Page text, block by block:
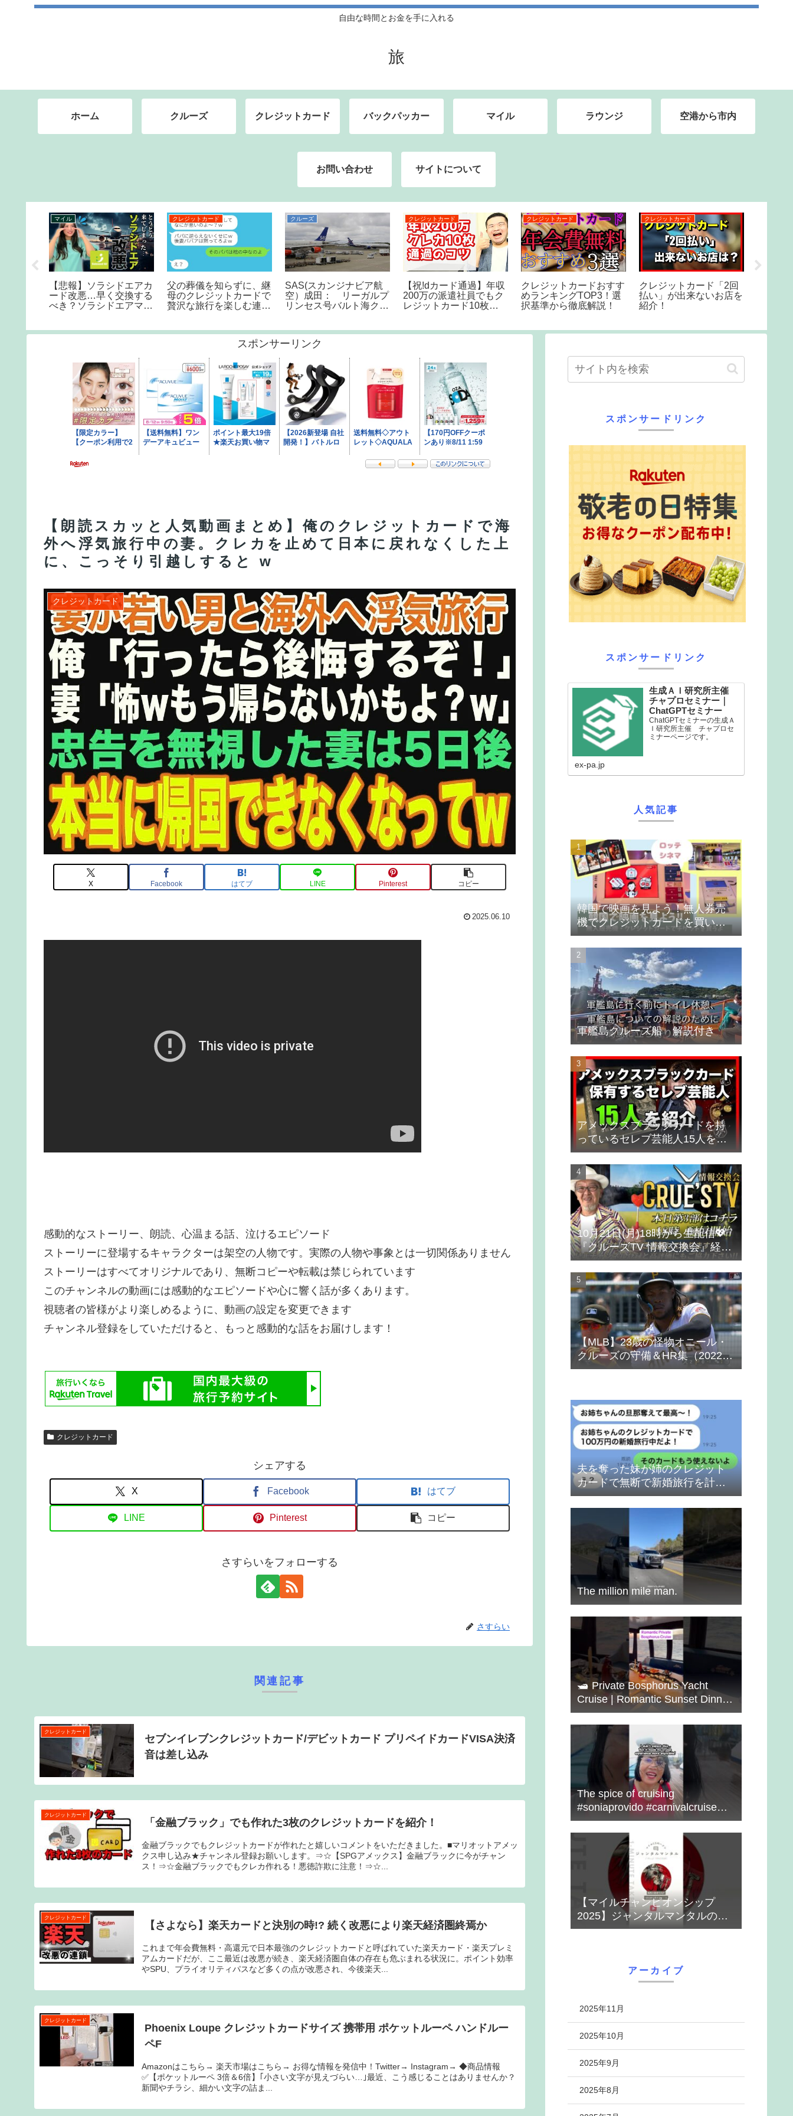
自由な時間とお金を手に入れる
旅
ホーム クルーズ クレジットカード バックパッカー マイル ラウンジ 空港から市内
お問い合わせ サイトについて
クレジットカード
支払方法の変更（クレジ
ットカードの変更）
［My SoftBankウェブ］
空港から市内
ローマの空港から市内へ
鉄道移動
マイル
Let’s go run 10 miles w/
next race update 🏃🏻‍♀️🌃
#running #runnergirl
マイル
香港マイル2022予想
買い目❗️
クレジットカード
楽天プレミアムカードの
メリット・デメリット、
切替時の注意点
クレジットカード
【Airペイ】クレジット
カード決済の操作手順 –
Airペイ – FAQ –
スポンサーリンク
【朗読スカッと人気動画まとめ】俺のクレジットカードで海
外へ浮気旅行中の妻。クレカを止めて日本に戻れなくした上
に、こっそり引越しすると w
クレジットカード
X Facebook はてブ LINE Pinterest コピー
2025.06.10
感動的なストーリー、朗読、心温まる話、泣けるエピソード
ストーリーに登場するキャラクターは架空の人物です。実際の人物や事象とは一切関係ありません
ストーリーはすべてオリジナルであり、無断コピーや転載は禁じられています
このチャンネルの動画には感動的なエピソードや心に響く話が多くあります。
視聴者の皆様がより楽しめるように、動画の設定を変更できます
チャンネル登録をしていただけると、もっと感動的な話をお届けします！
クレジットカード
シェアする
X Facebook はてブ
LINE Pinterest コピー
さすらいをフォローする
さすらい
関連記事
クレジットカード
セブンイレブンクレジットカード/デビットカード プリペイドカードVISA決済
音は差し込み
クレジットカード
「金融ブラック」でも作れた3枚のクレジットカードを紹介！
金融ブラックでもクレジットカードが作れたと嬉しいコメントをいただきました。■マリオットアメッ
クス申し込み★チャンネル登録お願いします。⇒☆【SPGアメックス】金融ブラックに今がチャン
ス！⇒☆金融ブラックでもクレカ作れる！悪徳詐欺に注意！⇒☆...
クレジットカード
【さよなら】楽天カードと決別の時!? 続く改悪により楽天経済圏終焉か
これまで年会費無料・高還元で日本最強のクレジットカードと呼ばれていた楽天カード・楽天プレミ
アムカードだが、ここ最近は改悪が続き、楽天経済圏自体の存在も危ぶまれる状況に。ポイント効率
やSPU、プライオリティパスなど多くの点が改悪され、今後楽天...
クレジットカード
Phoenix Loupe クレジットカードサイズ 携帯用 ポケットルーペ ハンドルー
ペF
Amazonはこちら→ 楽天市場はこちら→ お得な情報を発信中！Twitter→ Instagram→ ◆商品情報
✅【ポケットルーペ 3倍＆6倍】｢小さい文字が見えづらい…｣最近、こう感じることはありませんか？
新聞やチラシ、細かい文字の詰ま...
スポンサードリンク
スポンサードリンク
生成ＡＩ研究所主催
チャプロセミナー｜
ChatGPTセミナー
ChatGPTセミナーの生成Ａ
Ｉ研究所主催 チャプロセ
ミナーページです。
ex-pa.jp
人気記事
韓国で映画を見よう！無人券売
機でクレジットカードを買いま
す
軍艦島クルーズ船 解説付き
アメックスブラックカードを持
っているセレブ芸能人15人を紹
介
10月21日(月)18時から生配信💖
『クルーズTV 情報交換会』経済
ニュース 投資 株式市場 新NISA
投資信託 仮想通貨 ビットコイン
不動産投資 為替 ベトナムドン イ
ラクディナール
【MLB】23歳の怪物オニール・
クルーズの守備＆HR集（2022
年）
夫を奪った妹が姉のクレジット
カードで無断で新婚旅行を計画
→得意げな妹に「カードは解約
したから」と伝えた時の反応
が…ｗ
The million mile man.
🛥️ Private Bosphorus Yacht
Cruise | Romantic Sunset Dinner
on the Water 🇹🇷✨
The spice of cruising
#soniaprovido #carnivalcruise
#choosefun #adventure #cruise
#fun
【マイルチャンピオンシップ
2025】ジャンタルマンタルのハ
ナシ【1-MINUTE】#競馬
アーカイブ
2025年11月
2025年10月
2025年9月
2025年8月